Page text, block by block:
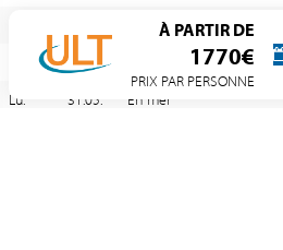
À PARTIR DE
1770€
PRIX PAR PERSONNE
Kiel (Allemagne)
30.05. Copenhague (Danemark)
Lu.
31.05. En mer